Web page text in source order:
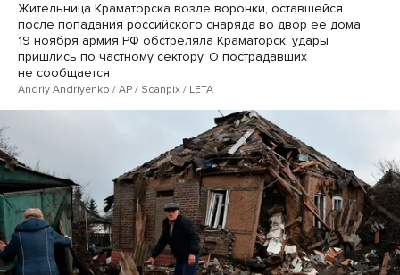
Жительница Краматорска возле воронки, оставшейся
после попадания российского снаряда во двор ее дома.
19 ноября армия РФ обстреляла Краматорск, удары
пришлись по частному сектору. О пострадавших
не сообщается
Andriy Andriyenko / AP / Scanpix / LETA